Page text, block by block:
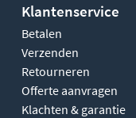
Klantenservice
Betalen
Verzenden
Retourneren
Offerte aanvragen
Klachten & garantie